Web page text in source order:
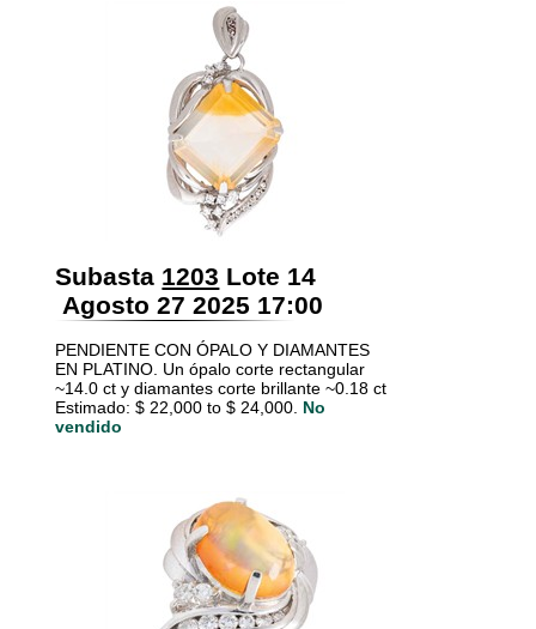
Subasta 1203 Lote 14
Agosto 27 2025 17:00
PENDIENTE CON ÓPALO Y DIAMANTES
EN PLATINO. Un ópalo corte rectangular
~14.0 ct y diamantes corte brillante ~0.18 ct
Estimado: $ 22,000 to $ 24,000. No
vendido